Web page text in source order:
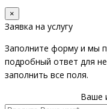
×
Заявка на услугу
Заполните форму и мы
подробный ответ для
заполнить все поля.
Ваше